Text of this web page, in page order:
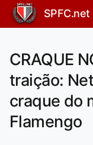
SPFC.net
CRAQUE
traição:
craque do
Flamengo